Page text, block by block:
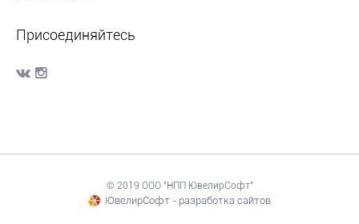
Присоединяйтесь
© 2019 ООО "НПП ЮвелирСофт"
ЮвелирСофт - разработка сайтов